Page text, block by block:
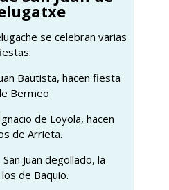
se celebran varias
Bautista, hacen fiesta
Bermeo
de Loyola, hacen
de Arrieta.
Juan degollado, la
de Baquio.